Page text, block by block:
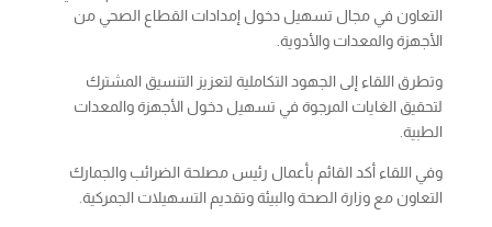
التعاون في مجال تسهيل دخول إمدادات القطاع الصحي من
الأجهزة والمعدات والأدوية.
وتطرق اللقاء إلى الجهود التكاملية لتعزيز التنسيق المشترك
لتحقيق الغايات المرجوة في تسهيل دخول الأجهزة والمعدات
الطبية.
وفي اللقاء أكد القائم بأعمال رئيس مصلحة الضرائب والجمارك
التعاون مع وزارة الصحة والبيئة وتقديم التسهيلات الجمركية.